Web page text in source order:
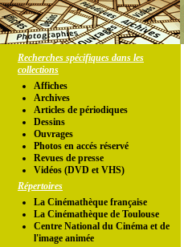
Recherches spécifiques dans les
collections
Affiches
Archives
Articles de périodiques
Dessins
Ouvrages
Photos en accés réservé
Revues de presse
Vidéos (DVD et VHS)
Répertoires
La Cinémathèque française
La Cinémathèque de Toulouse
Centre National du Cinéma et de
l'image animée